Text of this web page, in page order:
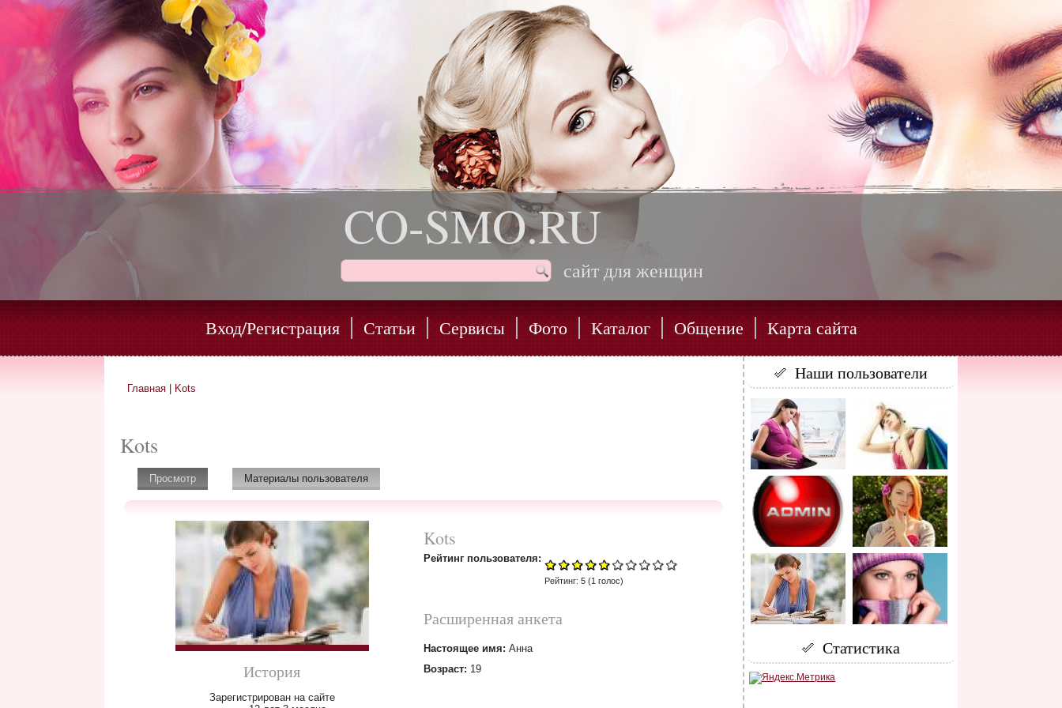
CO-SMO.RU
сайт для женщин
Вход/Регистрация Статьи Сервисы Фото Каталог Общение Карта сайта
Вы здесь
Главная Kots
Kots
Просмотр (активная вкладка)Материалы пользователя
История
Зарегистрирован на сайте
Kots
Рейтинг пользователя:
Рейтинг: 5 (1 голос)
Расширенная анкета
Настоящее имя: Анна
Возраст: 19
Наши пользователи
Статистика